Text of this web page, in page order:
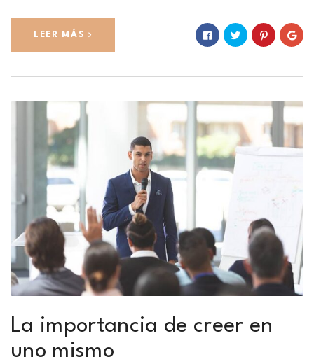
LEER MÁS
La importancia de creer en
uno mismo